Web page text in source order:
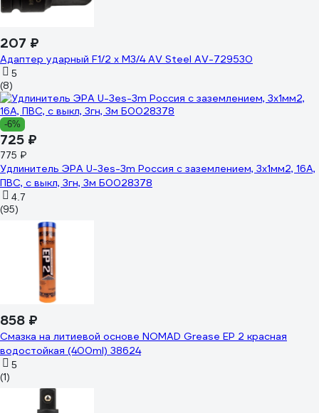
207 ₽
Адаптер ударный F1/2 x M3/4 AV Steel AV-729530
5
(8)
-6%
725 ₽
775 ₽
Удлинитель ЭРА U-3es-3m Россия с заземлением, 3x1мм2, 16A,
ПВС, с выкл, 3гн, 3м Б0028378
4.7
(95)
858 ₽
Смазка на литиевой основе NOMAD Grease EP 2 красная
водостойкая (400ml) 38624
5
(1)